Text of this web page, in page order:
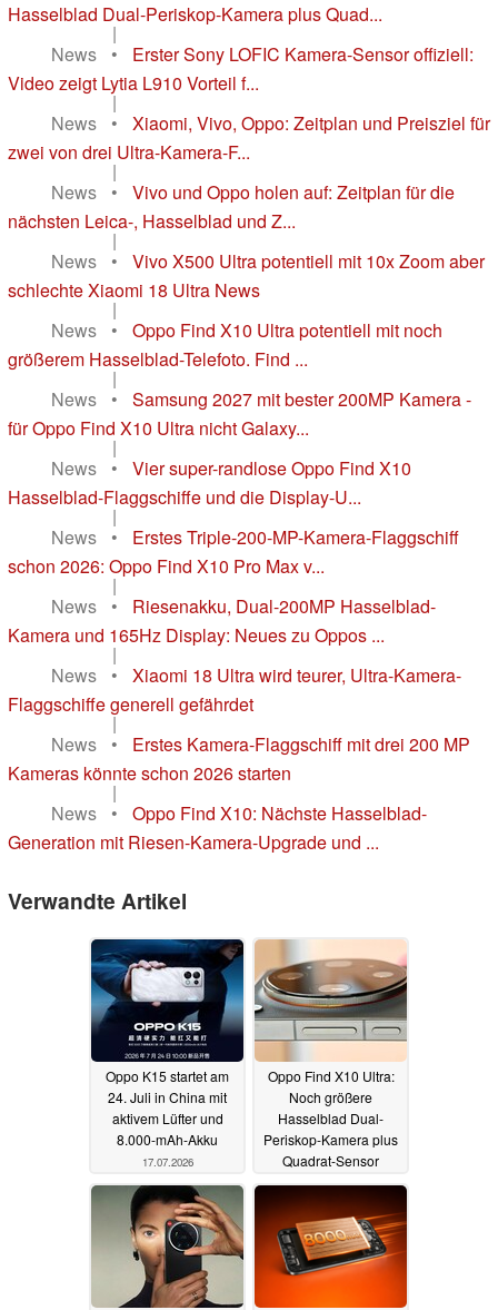
Hasselblad Dual-Periskop-Kamera plus Quad...
|
News
•
Erster Sony LOFIC Kamera-Sensor offiziell:
Video zeigt Lytia L910 Vorteil f...
|
News
•
Xiaomi, Vivo, Oppo: Zeitplan und Preisziel für
zwei von drei Ultra-Kamera-F...
|
News
•
Vivo und Oppo holen auf: Zeitplan für die
nächsten Leica-, Hasselblad und Z...
|
News
•
Vivo X500 Ultra potentiell mit 10x Zoom aber
schlechte Xiaomi 18 Ultra News
|
News
•
Oppo Find X10 Ultra potentiell mit noch
größerem Hasselblad-Telefoto. Find ...
|
News
•
Samsung 2027 mit bester 200MP Kamera -
für Oppo Find X10 Ultra nicht Galaxy...
|
News
•
Vier super-randlose Oppo Find X10
Hasselblad-Flaggschiffe und die Display-U...
|
News
•
Erstes Triple-200-MP-Kamera-Flaggschiff
schon 2026: Oppo Find X10 Pro Max v...
|
News
•
Riesenakku, Dual-200MP Hasselblad-
Kamera und 165Hz Display: Neues zu Oppos ...
|
News
•
Xiaomi 18 Ultra wird teurer, Ultra-Kamera-
Flaggschiffe generell gefährdet
|
News
•
Erstes Kamera-Flaggschiff mit drei 200 MP
Kameras könnte schon 2026 starten
|
News
•
Oppo Find X10: Nächste Hasselblad-
Generation mit Riesen-Kamera-Upgrade und ...
Verwandte Artikel
Oppo K15 startet am
24. Juli in China mit
aktivem Lüfter und
8.000-mAh-Akku
17.07.2026
Oppo Find X10 Ultra:
Noch größere
Hasselblad Dual-
Periskop-Kamera plus
Quadrat-Sensor
02.07.2026